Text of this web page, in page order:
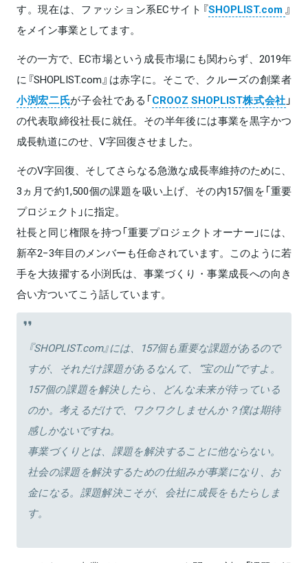
す。現在は、ファッション系ECサイト『SHOPLIST.com』
をメイン事業としてます。
その一方で、EC市場という成長市場にも関わらず、2019年
に『SHOPLIST.com』は赤字に。そこで、クルーズの創業者
小渕宏二氏が子会社である「CROOZ SHOPLIST株式会社 」
の代表取締役社長に就任。その半年後には事業を黒字かつ
成長軌道にのせ、V字回復させました。
そのV字回復、そしてさらなる急激な成長率維持のために、
3ヵ月で約1,500個の課題を吸い上げ、その内157個を「重要
プロジェクト」に指定。
社長と同じ権限を持つ「重要プロジェクトオーナー」には、
新卒2−3年目のメンバーも任命されています。このように若
手を大抜擢する小渕氏は、事業づくり・事業成長への向き
合い方ついてこう話しています。
『SHOPLIST.com』には、157個も重要な課題があるので
すが、それだけ課題があるなんて、“宝の山”ですよ。
157個の課題を解決したら、どんな未来が待っている
のか。考えるだけで、ワクワクしませんか？僕は期待
感しかないですね。
事業づくりとは、課題を解決することに他ならない。
社会の課題を解決するための仕組みが事業になり、お
金になる。課題解決こそが、会社に成長をもたらしま
す。